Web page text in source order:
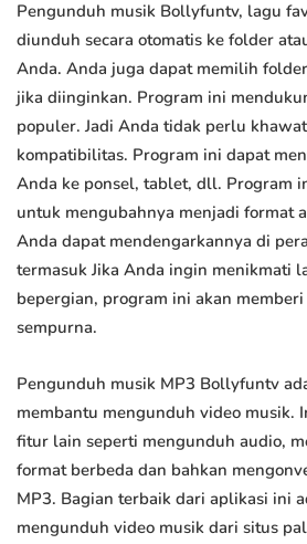
Pengunduh musik Bollyfuntv, lagu
diunduh secara otomatis ke folder
Anda. Anda juga dapat memilih
jika diinginkan. Program ini
populer. Jadi Anda tidak perlu
kompatibilitas. Program ini dapat
Anda ke ponsel, tablet, dll. Program
untuk mengubahnya menjadi format
Anda dapat mendengarkannya di
termasuk Jika Anda ingin menikmati
bepergian, program ini akan
sempurna.
Pengunduh musik MP3 Bollyfuntv
membantu mengunduh video musik.
fitur lain seperti mengunduh audio,
format berbeda dan bahkan
MP3. Bagian terbaik dari aplikasi ini
mengunduh video musik dari situs